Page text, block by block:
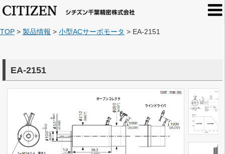
TOP > 製品情報 > 小型ACサーボモータ > EA-2151
EA-2151